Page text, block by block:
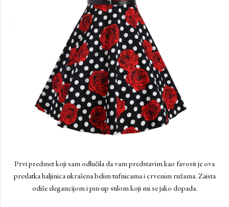
Prvi predmet koji sam odlučila da vam predstavim kao favorit je ova
preslatka haljinica ukrašena belim tufnicama i crvenim ružama. Zaista
odiše elegancijom i pin-up stilom koji mi se jako dopada.